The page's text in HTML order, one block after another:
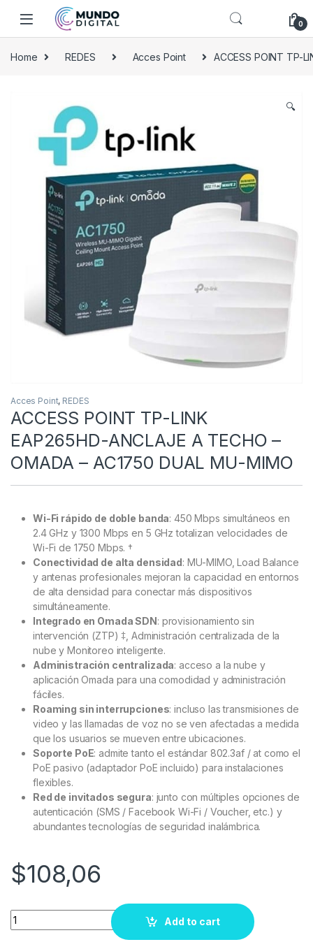
Skip to navigation
Skip to content
0
Home REDES Acces Point ACCESS POINT TP-
🔍
Acces Point, REDES
ACCESS POINT TP-LINK
EAP265HD-ANCLAJE A TECHO –
OMADA – AC1750 DUAL MU-MIMO
Wi-Fi rápido de doble banda: 450 Mbps simultáneos en
2.4 GHz y 1300 Mbps en 5 GHz totalizan velocidades de
Wi-Fi de 1750 Mbps. †
Conectividad de alta densidad: MU-MIMO, Load Balance
y antenas profesionales mejoran la capacidad en entornos
de alta densidad para conectar más dispositivos
simultáneamente.
Integrado en Omada SDN: provisionamiento sin
intervención (ZTP) ‡, Administración centralizada de la
nube y Monitoreo inteligente.
Administración centralizada: acceso a la nube y
aplicación Omada para una comodidad y administración
fáciles.
Roaming sin interrupciones: incluso las transmisiones de
video y las llamadas de voz no se ven afectadas a medida
que los usuarios se mueven entre ubicaciones.
Soporte PoE: admite tanto el estándar 802.3af / at como el
PoE pasivo (adaptador PoE incluido) para instalaciones
flexibles.
Red de invitados segura: junto con múltiples opciones de
autenticación (SMS / Facebook Wi-Fi / Voucher, etc.) y
abundantes tecnologías de seguridad inalámbrica.
$108,06
Quantity
Add to cart